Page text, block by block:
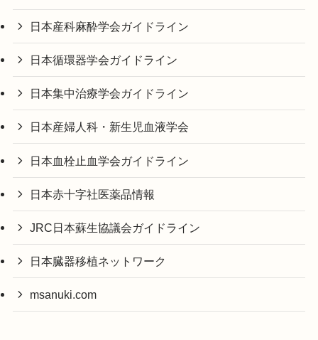
日本産科麻酔学会ガイドライン
日本循環器学会ガイドライン
日本集中治療学会ガイドライン
日本産婦人科・新生児血液学会
日本血栓止血学会ガイドライン
日本赤十字社医薬品情報
JRC日本蘇生協議会ガイドライン
日本臓器移植ネットワーク
msanuki.com